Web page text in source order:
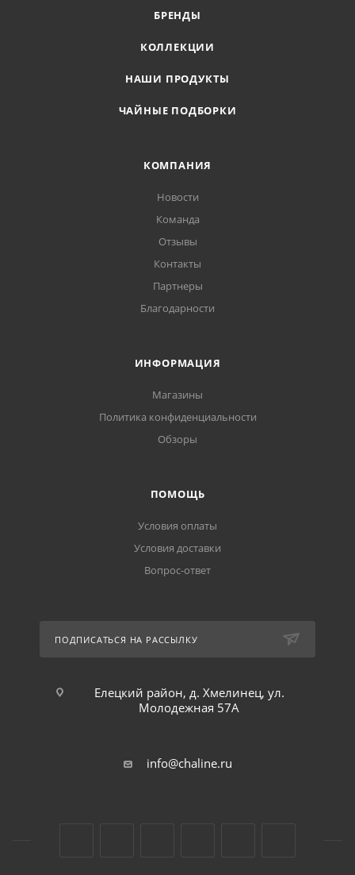
БРЕНДЫ
КОЛЛЕКЦИИ
НАШИ ПРОДУКТЫ
ЧАЙНЫЕ ПОДБОРКИ
КОМПАНИЯ
Новости
Команда
Отзывы
Контакты
Партнеры
Благодарности
ИНФОРМАЦИЯ
Магазины
Политика конфиденциальности
Обзоры
ПОМОЩЬ
Условия оплаты
Условия доставки
Вопрос-ответ
ПОДПИСАТЬСЯ НА РАССЫЛКУ
Елецкий район, д. Хмелинец, ул.
Молодежная 57А
info@chaline.ru